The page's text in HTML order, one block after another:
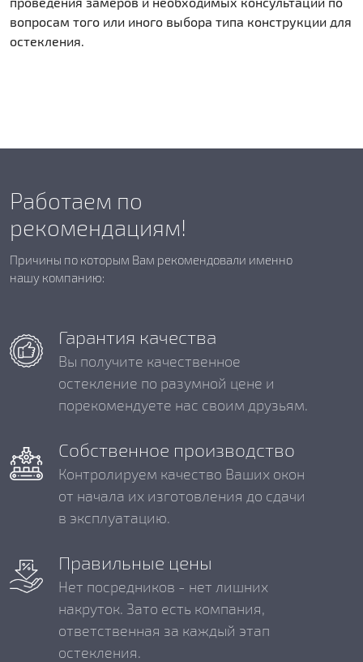
вопросам того или иного выбора типа конструкции для
остекления.
Работаем по
рекомендациям!
Причины по которым Вам рекомендовали именно
нашу компанию:
Гарантия качества
Вы получите качественное
остекление по разумной цене и
порекомендуете нас своим друзьям.
Собственное производство
Контролируем качество Ваших окон
от начала их изготовления до сдачи
в эксплуатацию.
Правильные цены
Нет посредников - нет лишних
накруток. Зато есть компания,
ответственная за каждый этап
остекления.